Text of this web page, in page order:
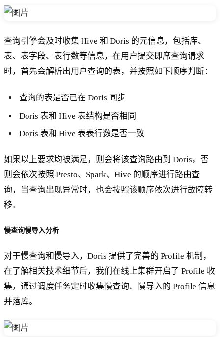
查询引擎会及时收集 Hive 和 Doris 的元信息，包括库、
表、表字段、表行数等信息，在用户提交即席查询请求
时，首先会解析出用户查询的表，并按照如下顺序判断：
查询的表是否已在 Doris 同步
Doris 表和 Hive 表结构是否相同
Doris 表和 Hive 表表行数是否一致
如果以上要求均被满足，则会将该查询路由到 Doris，否
则会依次按照 Presto、Spark、Hive 的顺序进行路由查
询，当查询出现异常时，也会按照该顺序依次进行故障转
移。
慢查询慢导入分析
对于慢查询和慢导入，Doris 提供了完善的 Profile 机制，
在了解相关技术细节后，我们在线上集群开启了 Profile 收
集，通过调度任务定时收集慢查询、慢导入的 Profile 信息
并落库。